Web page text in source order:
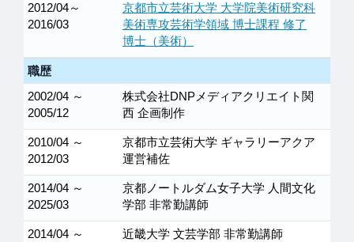
2012/04～
2016/03
京都市立芸術大学 大学院美術研究科
美術専攻芸術学領域 博士課程 修了
博士（美術）
職歴
2002/04 ～
2005/12
株式会社DNPメディアクリエイト関
西 企画制作
2010/04 ～
2012/03
京都市立芸術大学 ギャラリーアクア
運営補佐
2014/04 ～
2025/03
京都ノートルダム女子大学 人間文化
学部 非常勤講師
2014/04 ～
近畿大学 文芸学部 非常勤講師